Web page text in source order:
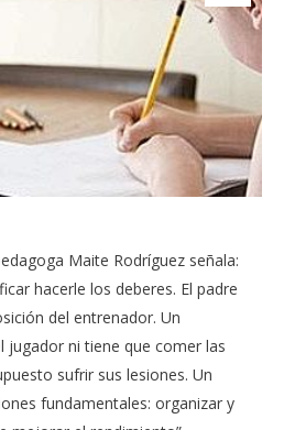
Maite Rodríguez señala:
hacerle los deberes. El padre
del entrenador. Un
ni tiene que comer las
sufrir sus lesiones. Un
fundamentales: organizar y